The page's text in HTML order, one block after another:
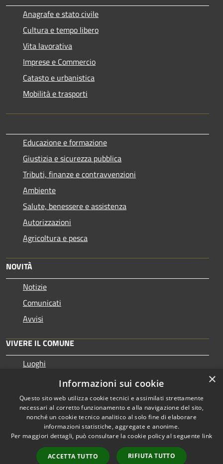
Anagrafe e stato civile
Cultura e tempo libero
Vita lavorativa
Imprese e Commercio
Catasto e urbanistica
Mobilità e trasporti
Educazione e formazione
Giustizia e sicurezza pubblica
Tributi, finanze e contravvenzioni
Ambiente
Salute, benessere e assistenza
Autorizzazioni
Agricoltura e pesca
NOVITÀ
Notizie
Comunicati
Avvisi
VIVERE IL COMUNE
Luoghi
Accessibilità
Copyright © 2026 • Comune di
Pezzaze • Powered by
Municipium•
Accesso
×
Informazioni sui cookie
Questo sito web utilizza cookie tecnici e assimilati strettamente
necessari al corretto funzionamento e alla navigazione del sito,
nonché un cookie tecnico analitico al solo fine di elaborare
informazioni statistiche, aggregate e anonime.
Per maggiori dettagli, può consultare la cookie policy al seguente link
ACCETTA TUTTO RIFIUTA TUTTO